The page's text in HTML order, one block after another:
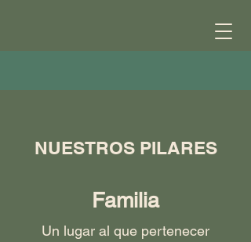
NUESTROS PILARES
Familia
Un lugar al que pertenecer